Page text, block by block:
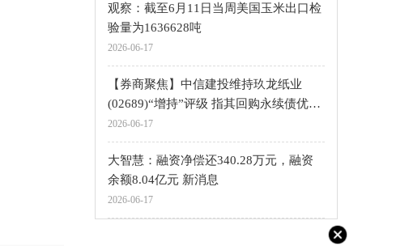
观察：截至6月11日当周美国玉米出口检
验量为1636628吨
2026-06-17
【券商聚焦】中信建投维持玖龙纸业
(02689)“增持”评级 指其回购永续债优化
资本结构|速看料
2026-06-17
大智慧：融资净偿还340.28万元，融资
余额8.04亿元 新消息
2026-06-17